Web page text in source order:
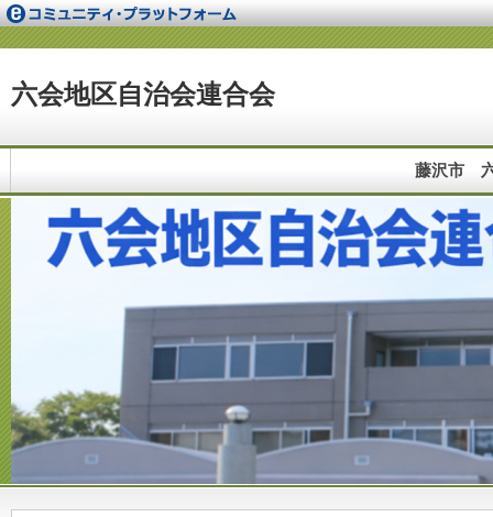
六会地区自治会連合会
藤沢市